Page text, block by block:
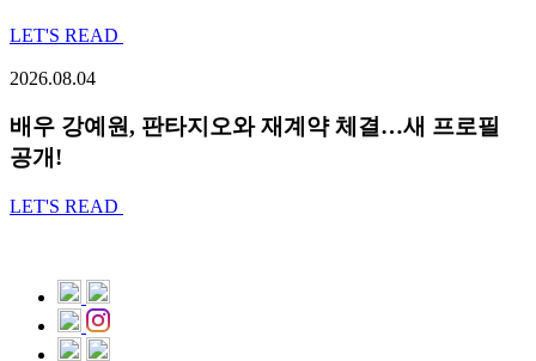
LET'S READ
2026.08.04
배우 강예원, 판타지오와 재계약 체결…새 프로필
공개!
LET'S READ